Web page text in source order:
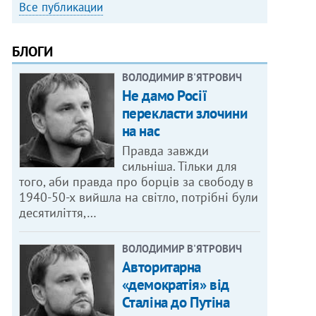
Все публикации
БЛОГИ
ВОЛОДИМИР В'ЯТРОВИЧ
Не дамо Росії
перекласти злочини
на нас
Правда завжди
сильніша. Тільки для
того, аби правда про борців за свободу в
1940-50-х вийшла на світло, потрібні були
десятиліття,…
ВОЛОДИМИР В'ЯТРОВИЧ
Авторитарна
«демократія» від
Сталіна до Путіна